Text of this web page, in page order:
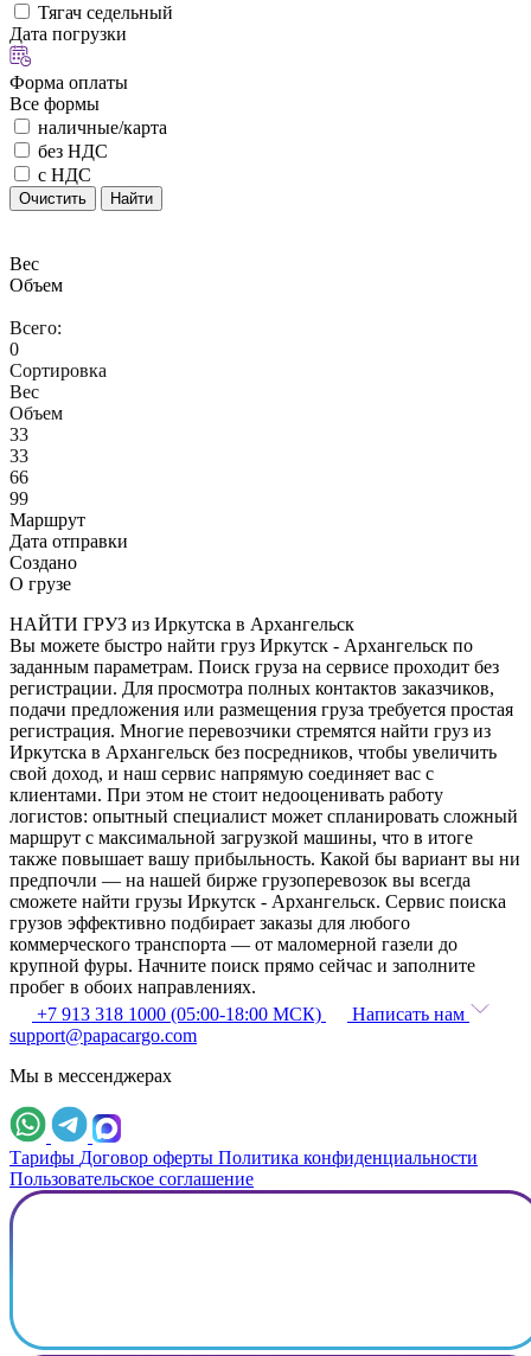
Тягач седельный
Дата погрузки
Форма оплаты
Все формы
наличные/карта
без НДС
с НДС
Очистить Найти
Вес
Объем
Всего:
0
Сортировка
Вес
Объем
33
33
66
99
Маршрут
Дата отправки
Создано
О грузе
НАЙТИ ГРУЗ из Иркутска в Архангельск
Вы можете быстро найти груз Иркутск - Архангельск по
заданным параметрам. Поиск груза на сервисе проходит без
регистрации. Для просмотра полных контактов заказчиков,
подачи предложения или размещения груза требуется простая
регистрация. Многие перевозчики стремятся найти груз из
Иркутска в Архангельск без посредников, чтобы увеличить
свой доход, и наш сервис напрямую соединяет вас с
клиентами. При этом не стоит недооценивать работу
логистов: опытный специалист может спланировать сложный
маршрут с максимальной загрузкой машины, что в итоге
также повышает вашу прибыльность. Какой бы вариант вы ни
предпочли — на нашей бирже грузоперевозок вы всегда
сможете найти грузы Иркутск - Архангельск. Сервис поиска
грузов эффективно подбирает заказы для любого
коммерческого транспорта — от маломерной газели до
крупной фуры. Начните поиск прямо сейчас и заполните
пробег в обоих направлениях.
+7 913 318 1000 (05:00-18:00 МСК)
Написать нам
support@papacargo.com
Мы в мессенджерах
Тарифы Договор оферты Политика конфиденциальности
Пользовательское соглашение